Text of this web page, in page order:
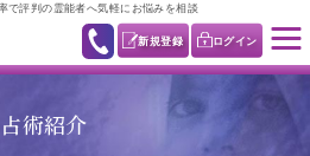
で評判の霊能者へ気軽にお悩みを相談
新規登録 ログイン
占術紹介